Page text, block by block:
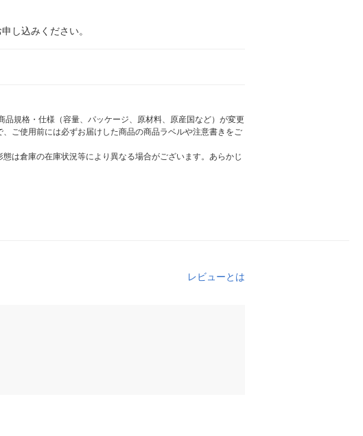
し込みください。
規格・仕様（容量、パッケージ、原材料、原産国など）が変更
ご使用前には必ずお届けした商品の商品ラベルや注意書きをご
は倉庫の在庫状況等により異なる場合がございます。あらかじ
レビューとは